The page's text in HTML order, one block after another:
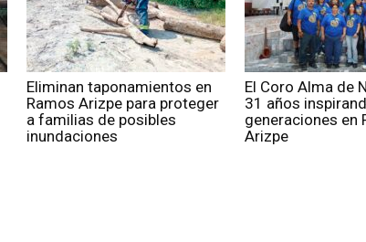
Eliminan taponamientos en
Ramos Arizpe para proteger
a familias de posibles
inundaciones
El Coro Alma de
31 años
generaciones en
Arizpe